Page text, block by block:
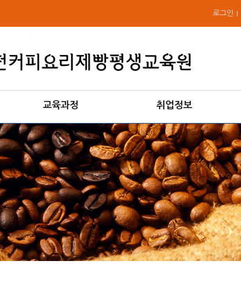
로그인
교육과정 취업정보